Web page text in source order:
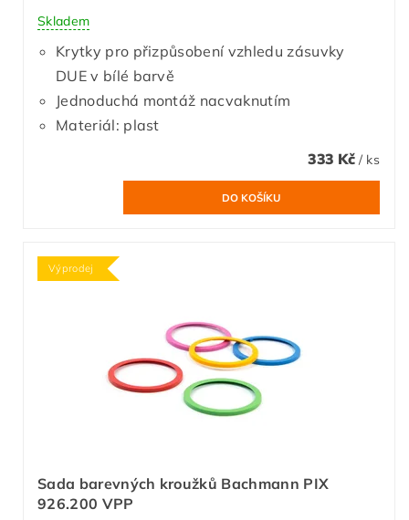
Skladem
Krytky pro přizpůsobení vzhledu zásuvky
DUE v bílé barvě
Jednoduchá montáž nacvaknutím
Materiál: plast
333 Kč / ks
Výprodej
Sada barevných kroužků Bachmann PIX
926.200 VPP